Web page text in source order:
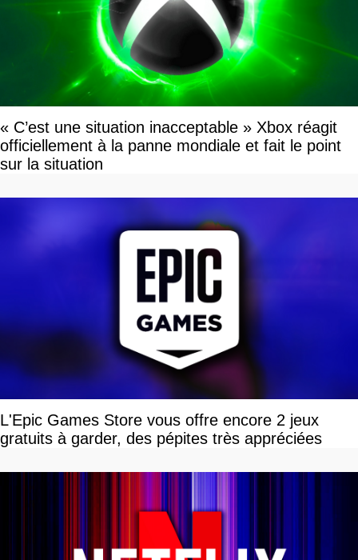
« C’est une situation inacceptable » Xbox réagit
officiellement à la panne mondiale et fait le point
sur la situation
L'Epic Games Store vous offre encore 2 jeux
gratuits à garder, des pépites très appréciées